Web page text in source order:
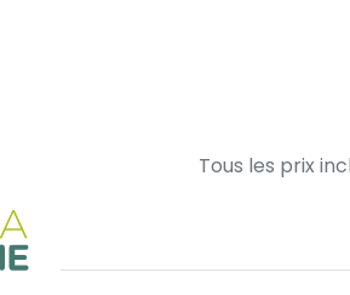
Tous les prix